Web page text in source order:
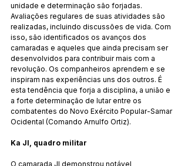
unidade e determinação são forjadas.
Avaliações regulares de suas atividades são
realizadas, incluindo discussões de vida. Com
isso, são identificados os avanços dos
camaradas e aqueles que ainda precisam ser
desenvolvidos para contribuir mais com a
revolução. Os companheiros aprendem e se
inspiram nas experiências uns dos outros. É
esta tendência que forja a disciplina, a união e
a forte determinação de lutar entre os
combatentes do Novo Exército Popular-Samar
Ocidental (Comando Arnulfo Ortiz).
Ka JI, quadro militar
O camarada JI demonstrou notável